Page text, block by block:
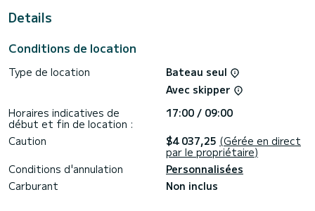
Details
Conditions de location
Type de location
Bateau seul
Avec skipper
Horaires indicatives de
début et fin de location :
17:00 / 09:00
Caution
$4 037,25 (Gérée en direct
par le propriétaire)
Conditions d'annulation
Personnalisées
Carburant
Non inclus